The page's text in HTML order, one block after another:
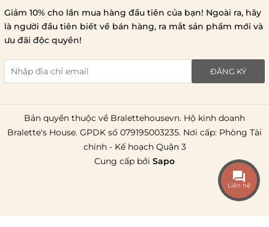
Lưu ý chung về chính sách vận chuyển
1 triệu đồng
giao hàng trong ngày
giao hàng tiêu chuẩn
miễn phí ship
toàn quốc.
Giảm 10% cho lần mua hàng đầu tiên của bạn! Ngoài ra, hãy
là người đầu tiên biết về bán hàng, ra mắt sản phẩm mới và
ưu đãi độc quyền!
ĐĂNG KÝ
Bản quyền thuộc về Bralettehousevn. Hộ kinh doanh
Bralette's House. GPDK số 079195003235. Nơi cấp: Phòng Tài
chính - Kế hoạch Quận 3
Cung cấp bởi Sapo
Liên hệ